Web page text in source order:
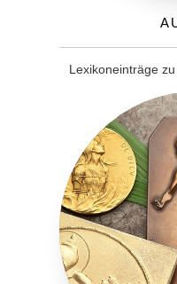
Lexikoneinträge